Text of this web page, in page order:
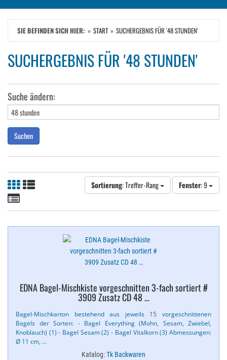
SIE BEFINDEN SICH HIER: START SUCHERGEBNIS FÜR '48 STUNDEN'
SUCHERGEBNIS FÜR '48 STUNDEN'
Suche ändern:
Suchen
Sortierung: Treffer-Rang Fenster: 9
EDNA Bagel-​Mischkiste vorgeschnitten 3-​fach sortiert #
3909 Zusatz CD 48 …
Bagel-​Mischkarton bestehend aus jeweils 15 vorgeschnittenen
Bagels der Sorten: - Bagel Everything (Mohn, Sesam, Zwiebel,
Knoblauch) (1) - Bagel Sesam (2) - Bagel Vitalkorn (3) Abmessungen:
Ø 11 cm, …
Katalog:Tk Backwaren